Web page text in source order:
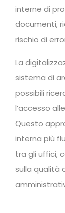
interne di
documenti,
rischio di
La
sistema di
possibili
l’accesso
Questo
interna più
tra gli uffici,
sulla qualità